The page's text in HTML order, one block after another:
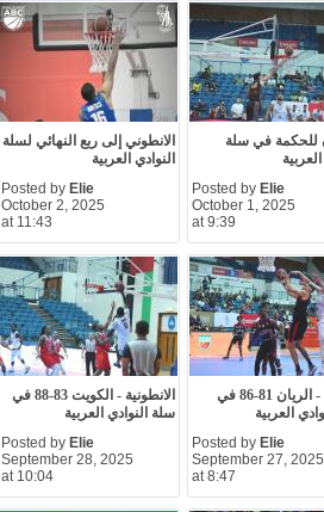
الانطوني إلى ربع النهائي لسلة
النوادي العربية
Posted by Elie
October 2, 2025
at 11:43
للحكمة في سلة
Posted by Elie
October 1, 2025
at 9:39
الانطونية - الكويت 83-88 في
سلة النوادي العربية
Posted by Elie
September 28, 2025
at 10:04
الحكمة - الريان 81-86 في
العربية
Posted by Elie
September 27, 2025
at 8:47